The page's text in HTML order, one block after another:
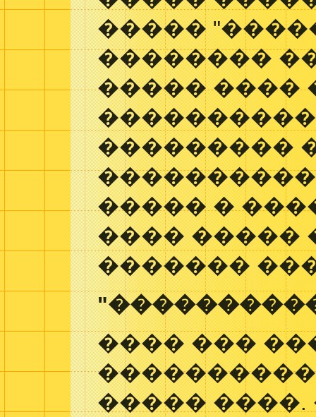
�����
��������
����� ����
���������
����� �
���� �����
�������
���� ���
����������
����� ����.